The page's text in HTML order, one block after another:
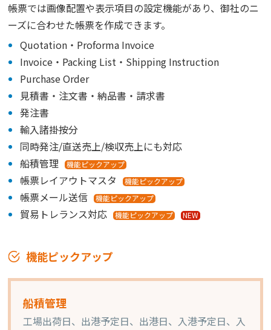
帳票では画像配置や表示項目の設定機能があり、御社のニ
ーズに合わせた帳票を作成できます。
Quotation・Proforma Invoice
Invoice・Packing List・Shipping Instruction
Purchase Order
見積書・注文書・納品書・請求書
発注書
輸入諸掛按分
同時発注/直送売上/検収売上にも対応
船積管理
機能ピックアップ
帳票レイアウトマスタ 機能ピックアップ
帳票メール送信 機能ピックアップ
貿易トレランス対応 機能ピックアップ NEW
機能ピックアップ
船積管理
工場出荷日、出港予定日、出港日、入港予定日、入